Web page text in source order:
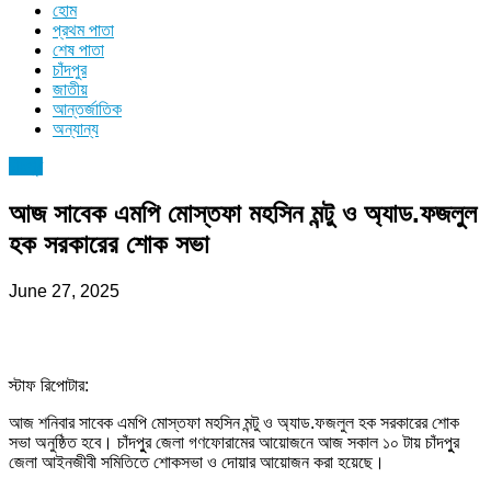
হোম
প্রথম পাতা
শেষ পাতা
চাঁদপুর
জাতীয়
আন্তর্জাতিক
অন্যান্য
আজ সাবেক এমপি মোস্তফা মহসিন মন্টু ও অ্যাড.ফজলুল
হক সরকারের শোক সভা
June 27, 2025
স্টাফ রিপোটার:
আজ শনিবার সাবেক এমপি মোস্তফা মহসিন মন্টু ও অ্যাড.ফজলুল হক সরকারের শোক
সভা অনুষ্ঠিত হবে। চাঁদপুুর জেলা গণফোরামের আয়োজনে আজ সকাল ১০ টায় চাঁদপুুর
জেলা আইনজীবী সমিতিতে শোকসভা ও দোয়ার আয়োজন করা হয়েছে।